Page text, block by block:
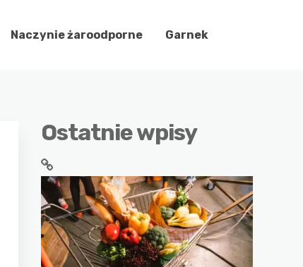
Naczynie żaroodporne Garnek
Ostatnie wpisy